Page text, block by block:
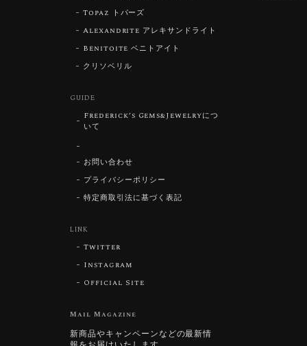
Topaz トパーズ
Alexandrite アレキサンドライト
Benitoite ベニトアイト
クリソベリル
GUIDE
Frederick’s Gems&Jewelryにつ
いて
お問い合わせ
プライバシーポリシー
特定商取引法に基づく表記
LINK
Twitter
Instagram
Official Site
Mail Magazine
新商品やキャンペーンなどの最新情